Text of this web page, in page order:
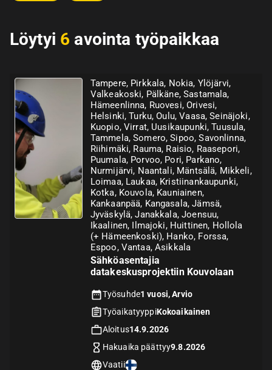
Löytyi 6 avointa työpaikkaa
Tampere, Pirkkala, Nokia, Ylöjärvi,
Valkeakoski, Pälkäne, Sastamala,
Hämeenlinna, Ruovesi, Orivesi,
Helsinki, Turku, Oulu, Vaasa, Seinäjoki,
Kuopio, Virrat, Uusikaupunki, Tuusula,
Tammela, Somero, Sipoo, Savonlinna,
Riihimäki, Rauma, Raisio, Raasepori,
Puumala, Porvoo, Pori, Parkano,
Nurmijärvi, Naantali, Mäntsälä, Mikkeli,
Loimaa, Laukaa, Kristiinankaupunki,
Kotka, Kouvola, Kauniainen,
Kankaanpää, Kangasala, Jämsä,
Jyväskylä, Janakkala, Joensuu,
Ikaalinen, Ilmajoki, Huittinen, Hollola
(+ Hämeenkoski), Hanko, Forssa,
Espoo, Vantaa, Asikkala
Sähköasentajia
datakeskusprojektiin Kouvolaan
Työsuhde1 vuosi, Arvio
TyöaikatyyppiKokoaikainen
Aloitus14.9.2026
Hakuaika päättyy9.8.2026
Vaatii